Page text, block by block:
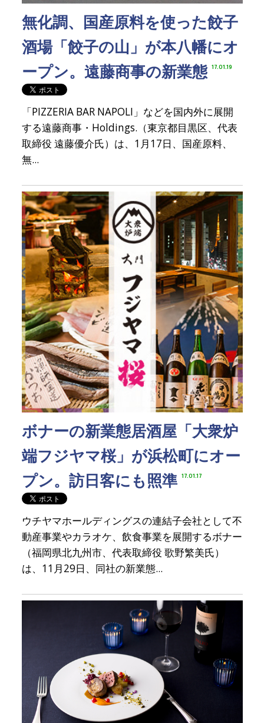
無化調、国産原料を使った餃子
酒場「餃子の山」が本八幡にオ
ープン。遠藤商事の新業態 17.01.19
「PIZZERIA BAR NAPOLI」などを国内外に展開
する遠藤商事・Holdings.（東京都目黒区、代表
取締役 遠藤優介氏）は、1月17日、国産原料、
無...
ボナーの新業態居酒屋「大衆炉
端フジヤマ桜」が浜松町にオー
プン。訪日客にも照準 17.01.17
ウチヤマホールディングスの連結子会社として不
動産事業やカラオケ、飲食事業を展開するボナー
（福岡県北九州市、代表取締役 歌野繁美氏）
は、11月29日、同社の新業態...